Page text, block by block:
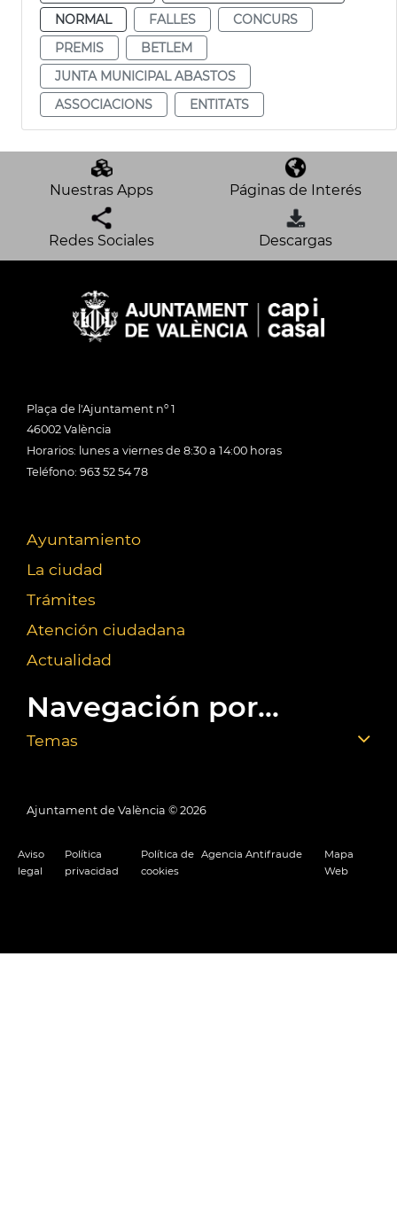
NORMAL
FALLES
CONCURS
PREMIS
BETLEM
JUNTA MUNICIPAL ABASTOS
ASSOCIACIONS
ENTITATS
Nuestras Apps Páginas de Interés
Redes Sociales Descargas
Plaça de l'Ajuntament nº 1
46002 València
Horarios: lunes a viernes de 8:30 a 14:00 horas
Teléfono: 963 52 54 78
Ayuntamiento
La ciudad
Trámites
Atención ciudadana
Actualidad
Navegación por...
Temas
Ajuntament de València © 2026
Aviso
legal
Política
privacidad
Política de
cookies
Agencia Antifraude
Mapa
Web